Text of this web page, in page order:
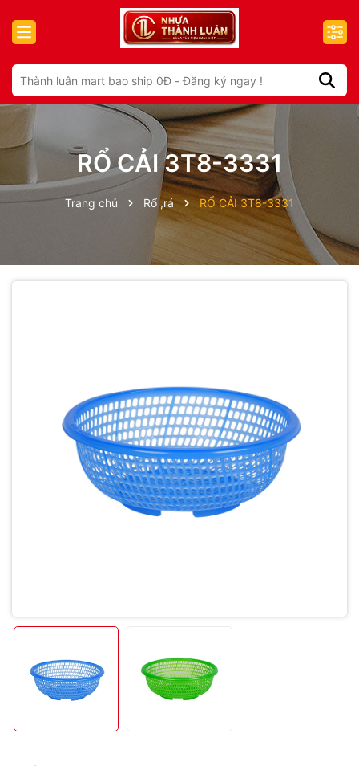
RỔ CẢI 3T8-3331
Trang chủ Rổ ,rá RỔ CẢI 3T8-3331